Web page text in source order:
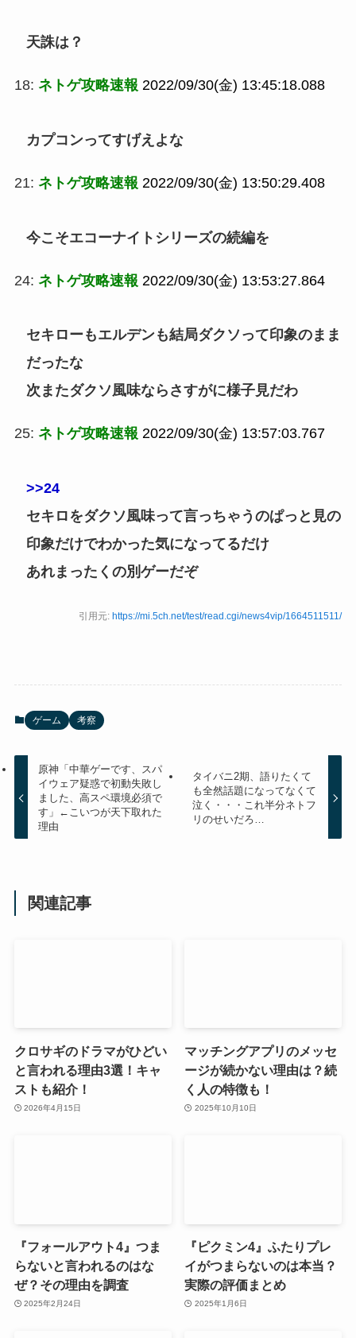
天誅は？
18: ネトゲ攻略速報 2022/09/30(金) 13:45:18.088
カプコンってすげえよな
21: ネトゲ攻略速報 2022/09/30(金) 13:50:29.408
今こそエコーナイトシリーズの続編を
24: ネトゲ攻略速報 2022/09/30(金) 13:53:27.864
セキローもエルデンも結局ダクソって印象のまま
だったな
次またダクソ風味ならさすがに様子見だわ
25: ネトゲ攻略速報 2022/09/30(金) 13:57:03.767
>>24
セキロをダクソ風味って言っちゃうのぱっと見の
印象だけでわかった気になってるだけ
あれまったくの別ゲーだぞ
引用元: https://mi.5ch.net/test/read.cgi/news4vip/1664511511/
ゲーム 考察
原神「中華ゲーです、スパ
イウェア疑惑で初動失敗し
ました、高スペ環境必須で
す」←こいつが天下取れた
理由
タイバニ2期、語りたくて
も全然話題になってなくて
泣く・・・これ半分ネトフ
リのせいだろ…
関連記事
クロサギのドラマがひどい
と言われる理由3選！キャ
ストも紹介！
2026年4月15日
マッチングアプリのメッセ
ージが続かない理由は？続
く人の特徴も！
2025年10月10日
『フォールアウト4』つま
らないと言われるのはな
ぜ？その理由を調査
2025年2月24日
『ピクミン4』ふたりプレ
イがつまらないのは本当？
実際の評価まとめ
2025年1月6日